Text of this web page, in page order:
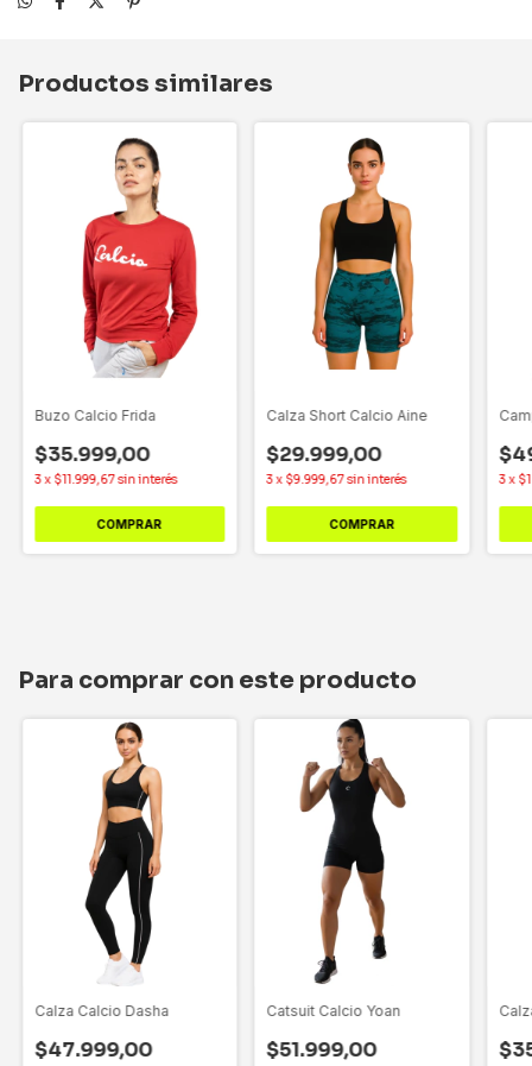
Productos similares
Buzo Calcio Frida
$35.999,00
3x $11.999,67sin interés
COMPRAR
Calza Short Calcio Aine
$29.999,00
3x $9.999,67sin interés
COMPRAR
3x
Para comprar con este producto
Calza Calcio Dasha
$47.999,00
Catsuit Calcio Yoan
$51.999,00